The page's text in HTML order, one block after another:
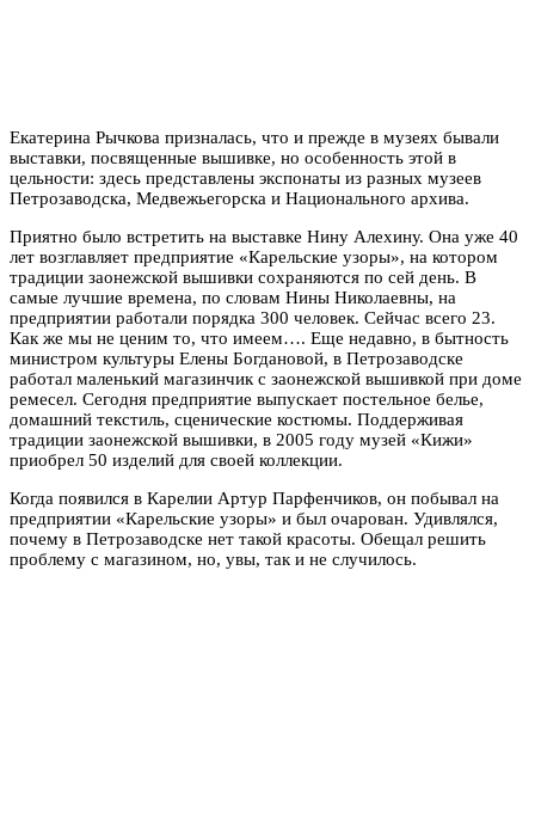
Екатерина Рычкова призналась, что и прежде в музеях бывали
выставки, посвященные вышивке, но особенность этой в
цельности: здесь представлены экспонаты из разных музеев
Петрозаводска, Медвежьегорска и Национального архива.
Приятно было встретить на выставке Нину Алехину. Она уже 40
лет возглавляет предприятие «Карельские узоры», на котором
традиции заонежской вышивки сохраняются по сей день. В
самые лучшие времена, по словам Нины Николаевны, на
предприятии работали порядка 300 человек. Сейчас всего 23.
Как же мы не ценим то, что имеем…. Еще недавно, в бытность
министром культуры Елены Богдановой, в Петрозаводске
работал маленький магазинчик с заонежской вышивкой при доме
ремесел. Сегодня предприятие выпускает постельное белье,
домашний текстиль, сценические костюмы. Поддерживая
традиции заонежской вышивки, в 2005 году музей «Кижи»
приобрел 50 изделий для своей коллекции.
Когда появился в Карелии Артур Парфенчиков, он побывал на
предприятии «Карельские узоры» и был очарован. Удивлялся,
почему в Петрозаводске нет такой красоты. Обещал решить
проблему с магазином, но, увы, так и не случилось.